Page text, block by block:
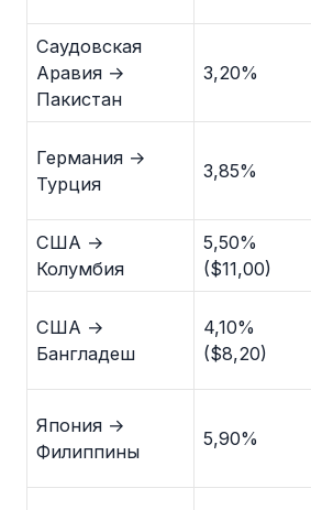
Саудовская
Аравия →
Пакистан
3,20%
Германия →
Турция
3,85%
США →
Колумбия
5,50%
($11,00)
США →
Бангладеш
4,10%
($8,20)
Япония →
Филиппины
5,90%